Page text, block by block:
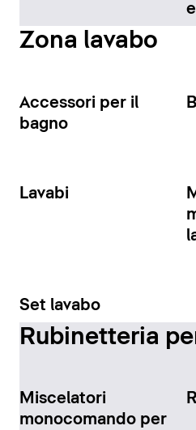
Zona lavabo
Accessori per il
bagno
Lavabi
Set lavabo
Rubinetteria
Miscelatori
monocomando per